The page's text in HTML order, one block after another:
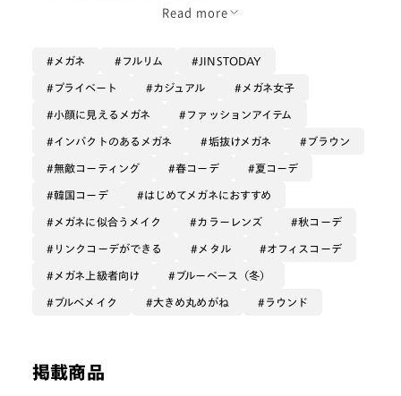
着こなすメガネJINS TODAY
メタルフレームから、待望のフロント部分に厚みがある
タイプが発売です！
通常フレームと比べて厚みがある分、レンズのはみ出し
がやや軽減されます。
大きめのフレームなので全くはみ出ないというわけには
択肢のひとつとして、とてもオススメです。
のワンポイントに最適です！
フレームはやわらかなミルクティーカラーなので、暖色
系の優しい色味の装いと合わせやすいです。
【ピンクグラデ】をカスタム。
肌なじみが良いためあまり目立たず、かつ目元にアイシ
Read more
メガネ フルリム JINSTODAY
プライベート カジュアル メガネ女子
小顔に見えるメガネ ファッションアイテム
インパクトのあるメガネ 垢抜けメガネ ブラウン
無敵コーティング 春コーデ 夏コーデ
韓国コーデ はじめてメガネにおすすめ
メガネに似合うメイク カラーレンズ 秋コーデ
リンクコーデができる メタル オフィスコーデ
メガネ上級者向け ブルーベース（冬）
ブルベメイク 大きめ丸めがね ラウンド
掲載商品